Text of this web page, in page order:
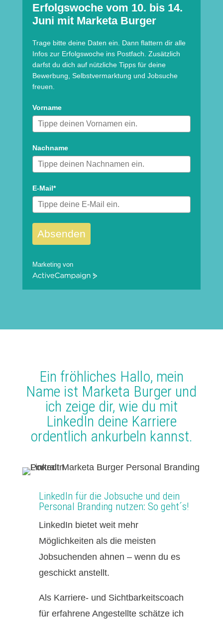
Erfolgswoche vom 10. bis 14.
Juni mit Marketa Burger
Trage bitte deine Daten ein. Dann flattern dir alle
Infos zur Erfolgswoche ins Postfach. Zusätzlich
darfst du dich auf nützliche Tipps für deine
Bewerbung, Selbstvermarktung und Jobsuche
freuen.
Vorname
Nachname
E-Mail*
Absenden
Marketing von
ActiveCampaign
Ein fröhliches Hallo, mein
Name ist Marketa Burger und
ich zeige dir, wie du mit
LinkedIn deine Karriere
ordentlich ankurbeln kannst.
LinkedIn für die Jobsuche und dein
Personal Branding nutzen: So geht´s!
LinkedIn bietet weit mehr
Möglichkeiten als die meisten
Jobsuchenden ahnen – wenn du es
geschickt anstellt.
Als Karriere- und Sichtbarkeitscoach
für erfahrene Angestellte schätze ich